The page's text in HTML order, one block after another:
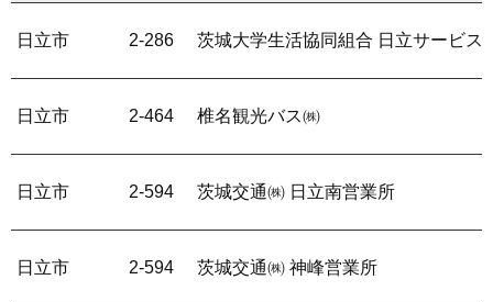
日立市 2-286 茨城大学生活協同組合 日立サービス
日立市 2-464 椎名観光バス㈱
日立市 2-594 茨城交通㈱ 日立南営業所
日立市 2-594 茨城交通㈱ 神峰営業所